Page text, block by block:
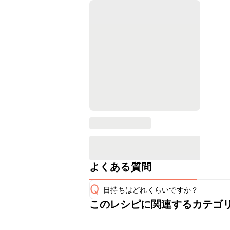
よくある質問
Q 日持ちはどれくらいですか？
保存期間は冷蔵で翌日中が目安です
このレシピに関連するカテゴ